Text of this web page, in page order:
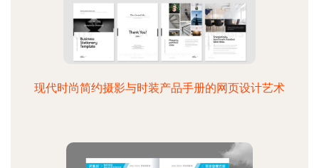
现代时尚简约摄影与时装产品手册的网页设计艺术